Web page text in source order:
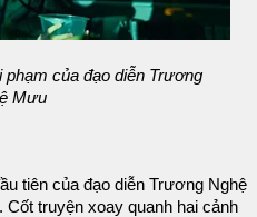
phạm của đạo diễn Trương
Mưu
tiên của đạo diễn Trương Nghệ
Cốt truyện xoay quanh hai cảnh